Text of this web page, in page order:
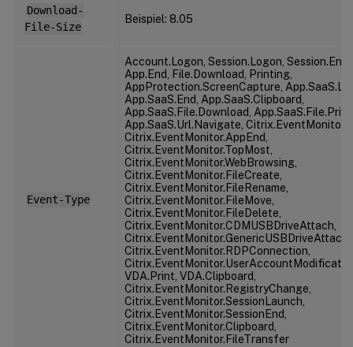
Download-
File-Size
Beispiel: 8.05
Event-Type
Account.Logon, Session.Logon,
App.End, File.Download, Printing,
AppProtection.ScreenCapture,
App.SaaS.End, App.SaaS.Clipboard,
App.SaaS.File.Download,
App.SaaS.Url.Navigate,
Citrix.EventMonitor.AppEnd,
Citrix.EventMonitor.TopMost,
Citrix.EventMonitor.WebBrowsing,
Citrix.EventMonitor.FileCreate,
Citrix.EventMonitor.FileRename,
Citrix.EventMonitor.FileMove,
Citrix.EventMonitor.FileDelete,
Citrix.EventMonitor.CDMUSBDriveAttach,
Citrix.EventMonitor.GenericUSBDriveAttach,
Citrix.EventMonitor.RDPConnection,
VDA.Print, VDA.Clipboard,
Citrix.EventMonitor.RegistryChange,
Citrix.EventMonitor.SessionLaunch,
Citrix.EventMonitor.SessionEnd,
Citrix.EventMonitor.Clipboard,
Citrix.EventMonitor.FileTransfer